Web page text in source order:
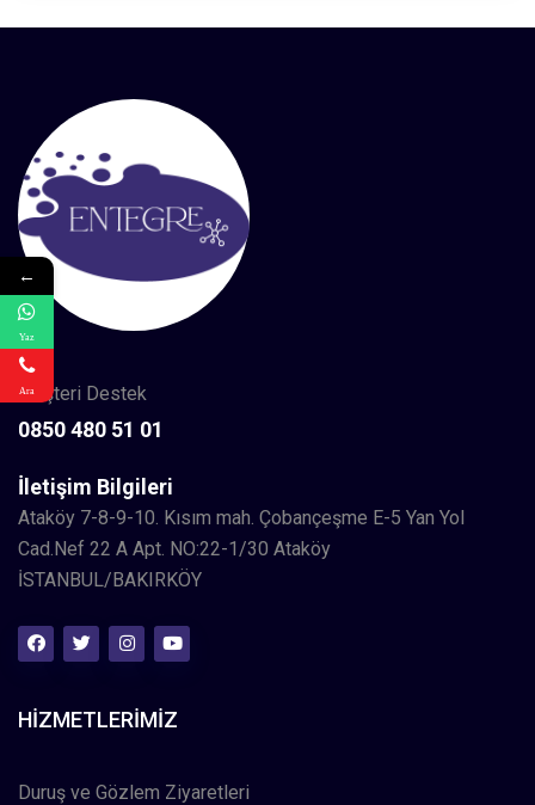
Müşteri Destek
0850 480 51 01
İletişim Bilgileri
Ataköy 7-8-9-10. Kısım mah. Çobançeşme E-5 Yan Yol
Cad.Nef 22 A Apt. NO:22-1/30 Ataköy
İSTANBUL/BAKIRKÖY
HIZMETLERIMIZ
Duruş ve Gözlem Ziyaretleri
←
Yaz
Ara